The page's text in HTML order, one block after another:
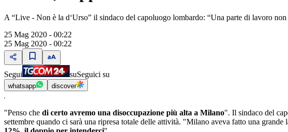
A “Live - Non è la d‘Urso” il sindaco del capoluogo lombardo: “Una parte di lavoro
25 Mag 2020 - 00:22
25 Mag 2020 - 00:22
Segui suSeguici su
whatsapp discover
"Penso che di certo avremo una disoccupazione più alta a Milano". Il sindaco del
settembre quando ci sarà una ripresa totale delle attività. "Milano aveva fatto una